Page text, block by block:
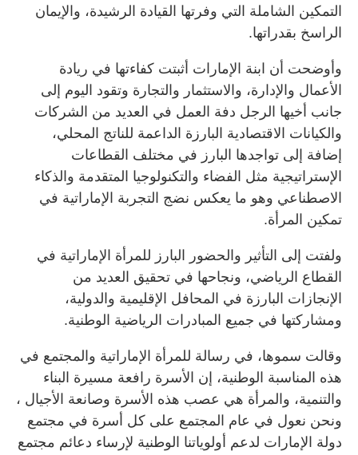
التمكين الشاملة التي وفرتها القيادة الرشيدة، والإيمان
الراسخ بقدراتها.
وأوضحت أن ابنة الإمارات أثبتت كفاءتها في ريادة
الأعمال والإدارة، والاستثمار والتجارة وتقود اليوم إلى
جانب أخيها الرجل دفة العمل في العديد من الشركات
والكيانات الاقتصادية البارزة الداعمة للناتج المحلي،
إضافة إلى تواجدها البارز في مختلف القطاعات
الإستراتيجية مثل الفضاء والتكنولوجيا المتقدمة والذكاء
الاصطناعي وهو ما يعكس نضج التجربة الإماراتية في
تمكين المرأة.
ولفتت إلى التأثير والحضور البارز للمرأة الإماراتية في
القطاع الرياضي، ونجاحها في تحقيق العديد من
الإنجازات البارزة في المحافل الإقليمية والدولية،
ومشاركتها في جميع المبادرات الرياضية الوطنية.
وقالت سموها، في رسالة للمرأة الإماراتية والمجتمع في
هذه المناسبة الوطنية، إن الأسرة رافعة مسيرة البناء
والتنمية، والمرأة هي عصب هذه الأسرة وصانعة الأجيال ،
ونحن نعول في عام المجتمع على كل أسرة في مجتمع
دولة الإمارات لدعم أولوياتنا الوطنية لإرساء دعائم مجتمع